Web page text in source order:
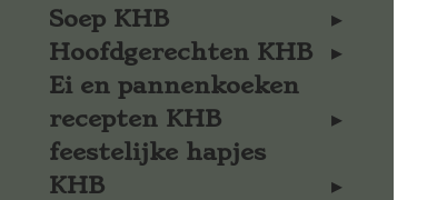
Soep KHB
Hoofdgerechten KHB
Ei en pannenkoeken
recepten KHB
feestelijke hapjes
KHB